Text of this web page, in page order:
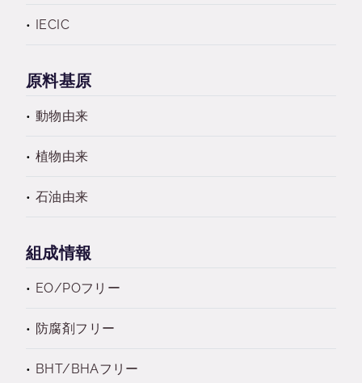
IECIC
原料基原
動物由来
植物由来
石油由来
組成情報
EO/POフリー
防腐剤フリー
BHT/BHAフリー